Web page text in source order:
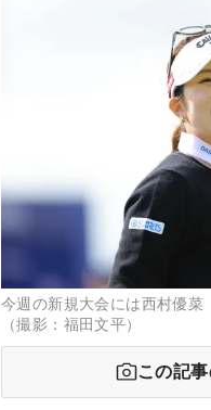
今週の新規大会には西村優菜
（撮影：福田文平）
この記